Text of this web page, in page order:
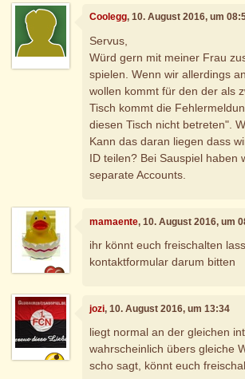
Coolegg, 10. August 2016, um
Servus,
Würd gern mit meiner Frau
spielen. Wenn wir allerdings
wollen kommt für den der als
Tisch kommt die
diesen Tisch nicht betreten".
Kann das daran liegen dass
ID teilen? Bei Sauspiel haben
separate Accounts.
mamaente, 10. August 2016, um
ihr könnt euch freischalten
kontaktformular darum bitten
jozi, 10. August 2016, um 13:34
liegt normal an der gleichen
wahrscheinlich übers gleiche
scho sagt, könnt euch